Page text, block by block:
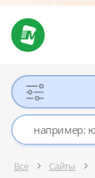
Все Сайты